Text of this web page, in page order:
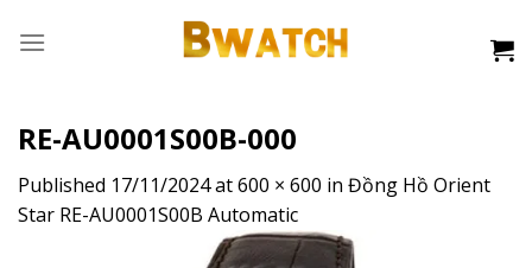
RE-AU0001S00B-000
Published 17/11/2024at600 × 600 in Đồng Hồ Orient
Star RE-AU0001S00B Automatic